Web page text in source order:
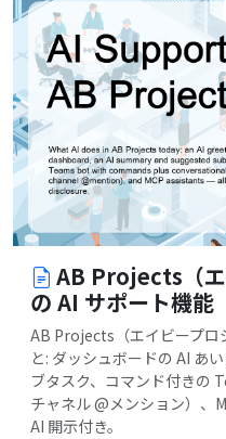
AB Projects（エ
の AI サポート機能
AB Projects（エイビープロ
と: ダッシュボードの AI あ
ブタスク、コマンド付きの
チャネル @メンション）、
AI 開示付き。